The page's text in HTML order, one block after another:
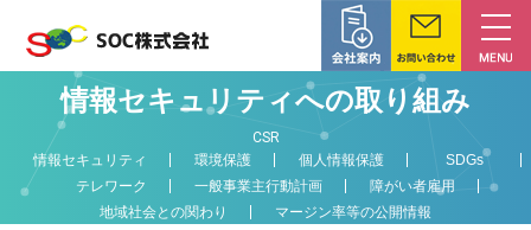
情報セキュリティへの取り組み
CSR
情報セキュリティ
環境保護 個人情報保護
SDGs
テレワーク
一般事業主行動計画
障がい者雇用
地域社会との関わり
マージン率等の公開情報